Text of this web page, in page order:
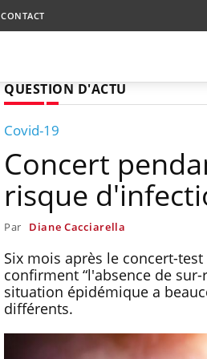
CONTACT
QUESTION D'ACTU
Covid-19
Concert
risque
Par Diane Cacciarella
Six mois après le concert-test
confirment “l'absence de
situation épidémique a
différents.